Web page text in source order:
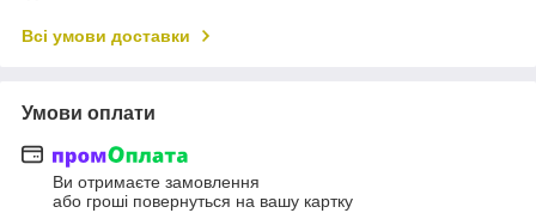
Всі умови доставки
Умови оплати
Ви отримаєте замовлення
або гроші повернуться на вашу картку